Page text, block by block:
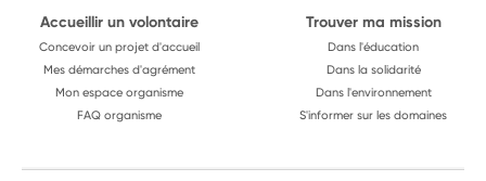
Accueillir un volontaire
Concevoir un projet d'accueil
Mes démarches d'agrément
Mon espace organisme
FAQ organisme
Trouver ma mission
Dans l'éducation
Dans la solidarité
Dans l'environnement
S'informer sur les domaines